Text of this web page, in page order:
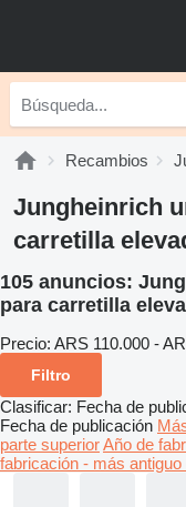
Recambios
Jungheinrich
carretilla
105 anuncios:
para carretilla
Precio: ARS 110.000 -
Filtro
Clasificar: Fecha de
Fecha de publicación
parte superiorAño de
fabricación - más